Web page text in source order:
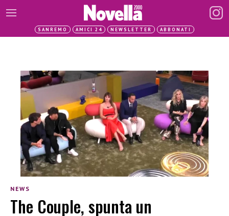
SANREMO AMICI 24 NEWSLETTER ABBONATI
NEWS
The Couple, spunta un